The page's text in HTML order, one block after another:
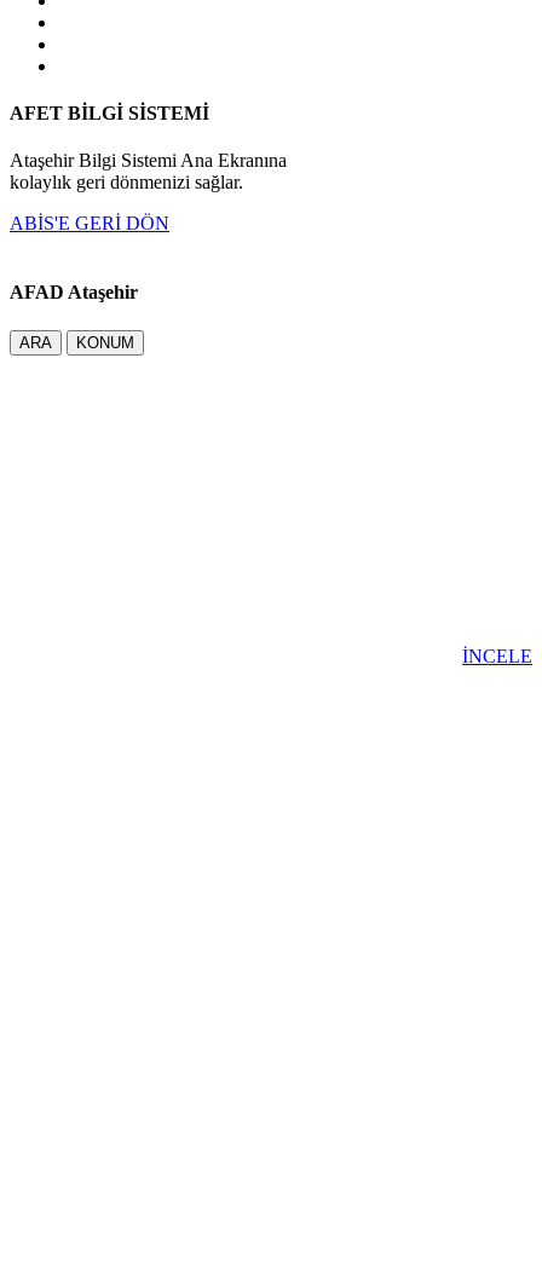
AFET BİLGİ SİSTEMİ
Ataşehir Bilgi Sistemi Ana Ekranına
kolaylık geri dönmenizi sağlar.
ABİS'E GERİ DÖN
AFAD Ataşehir
ARA KONUM
İNCELE